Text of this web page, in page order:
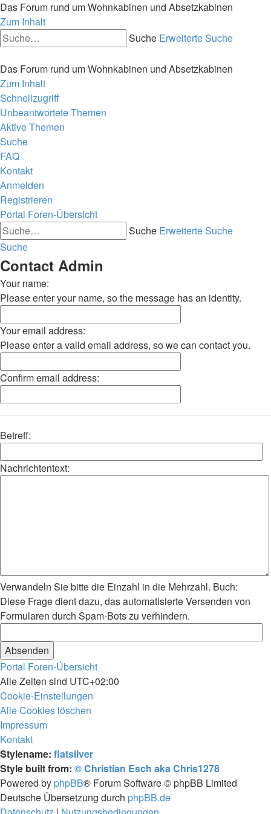
Das Forum rund um Wohnkabinen und Absetzkabinen
Zum Inhalt
Suche Erweiterte Suche
Das Forum rund um Wohnkabinen und Absetzkabinen
Zum Inhalt
Schnellzugriff
Unbeantwortete Themen
Aktive Themen
Suche
FAQ
Kontakt
Anmelden
Registrieren
Portal Foren-Übersicht
Suche Erweiterte Suche
Suche
Contact Admin
Your name:
Please enter your name, so the message has an identity.
Your email address:
Please enter a valid email address, so we can contact you.
Confirm email address:
Betreff:
Nachrichtentext:
Verwandeln Sie bitte die Einzahl in die Mehrzahl. Buch:
Diese Frage dient dazu, das automatisierte Versenden von
Formularen durch Spam-Bots zu verhindern.
Portal Foren-Übersicht
Alle Zeiten sind UTC+02:00
Cookie-Einstellungen
Alle Cookies löschen
Impressum
Kontakt
Stylename: flatsilver
Style built from: © Christian Esch aka Chris1278
Powered by phpBB® Forum Software © phpBB Limited
Deutsche Übersetzung durch phpBB.de